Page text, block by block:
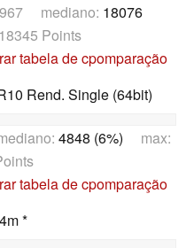
mediano: 18076
Points
tabela de cpomparação
Rend. Single (64bit)
4848 (6%) max:
tabela de cpomparação
*